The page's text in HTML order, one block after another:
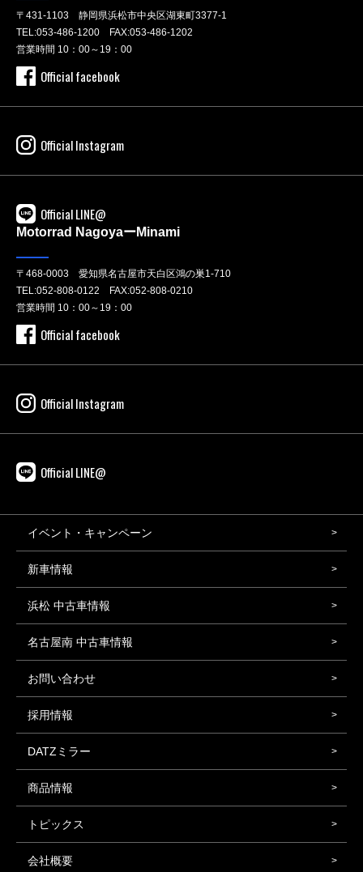
〒431-1103 静岡県浜松市中央区湖東町3377-1
TEL:053-486-1200 FAX:053-486-1202
営業時間 10：00～19：00
Official facebook
Official Instagram
Official LINE@
Motorrad NagoyaーMinami
〒468-0003 愛知県名古屋市天白区鴻の巣1-710
TEL:052-808-0122 FAX:052-808-0210
営業時間 10：00～19：00
Official facebook
Official Instagram
Official LINE@
イベント・キャンペーン
新車情報
浜松 中古車情報
名古屋南 中古車情報
お問い合わせ
採用情報
DATZミラー
商品情報
トピックス
会社概要